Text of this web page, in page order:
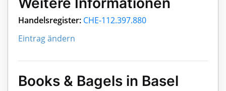
Handelsregister: CHE-112.397.880
Eintrag ändern
Books & Bagels in Basel